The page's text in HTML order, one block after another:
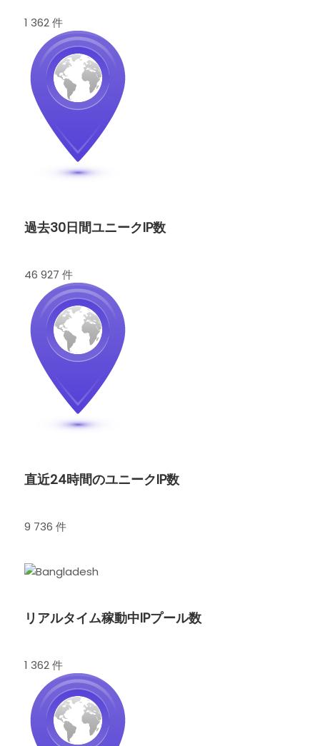
1 362 件
過去30日間ユニークIP数
46 927 件
直近24時間のユニークIP数
9 736 件
リアルタイム稼動中IPプール数
1 362 件